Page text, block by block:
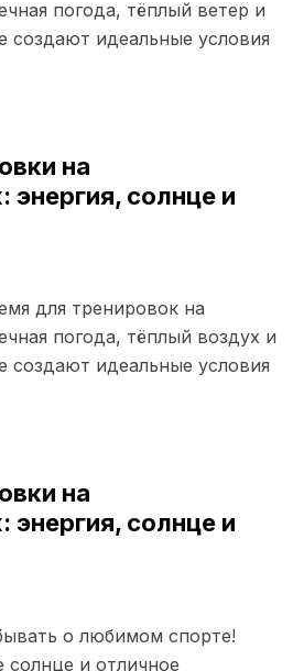
погода, тёплый ветер и
создают идеальные условия
на
солнце и
для тренировок на
погода, тёплый воздух и
создают идеальные условия
на
солнце и
о любимом спорте!
солнце и отличное